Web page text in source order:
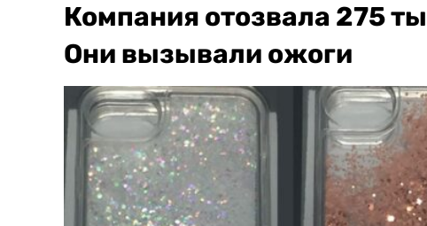
Компания отозвала 275
Они вызывали ожоги